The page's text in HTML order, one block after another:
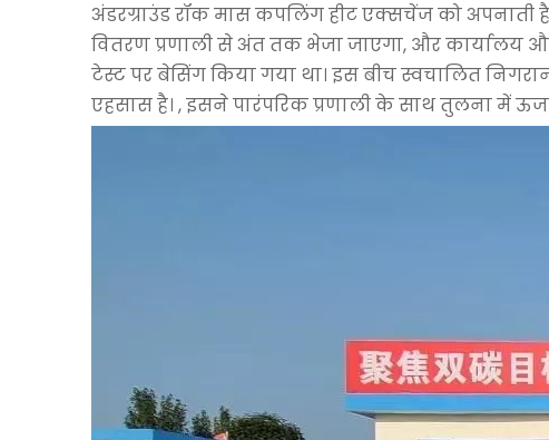
अंडरग्राउंड रॉक मास कपलिंग हीट एक्सचेंज को अपनाती
वितरण प्रणाली से अंत तक भेजा जाएगा, और कार्यालय
टेस्ट पर बेसिंग किया गया था। इस बीच स्वचालित
एहसास है। , इसने पारंपरिक प्रणाली के साथ तुलना में